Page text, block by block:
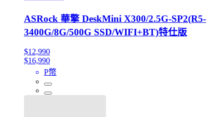
ASRock 華擎 DeskMini X300/2.5G-SP2(R5-
3400G/8G/500G SSD/WIFI+BT)特仕版
$12,990
$16,990
P幣